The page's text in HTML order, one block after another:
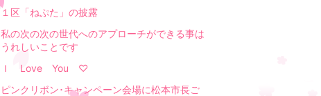
１区「ねぷた」の披露
私の次の次の世代へのアプローチができる事は
うれしいことです
Ｉ Love You ♡
ピンクリボン･キャンペーン会場に松本市長ご